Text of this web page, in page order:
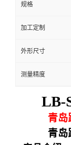
规格
加工定制
外形尺寸
测量精度
LB-
青岛
青岛